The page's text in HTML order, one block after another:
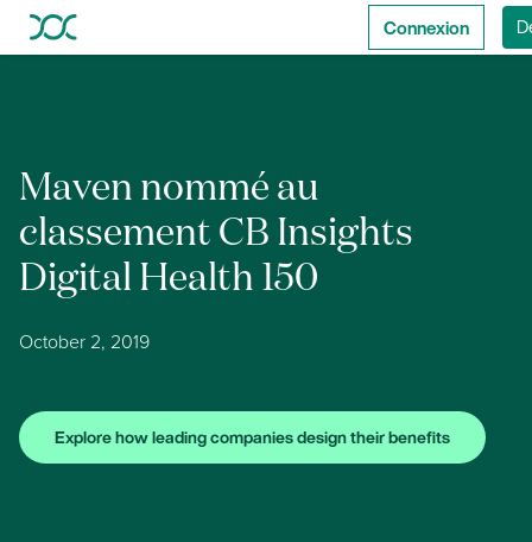
Connexion
Maven nommé au
classement CB Insights
Digital Health 150
October 2, 2019
Explore how leading companies design their benefits